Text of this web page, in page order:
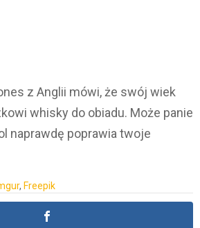
z Anglii mówi, że swój wiek
whisky do obiadu. Może panie
naprawdę poprawia twoje
, Freepik